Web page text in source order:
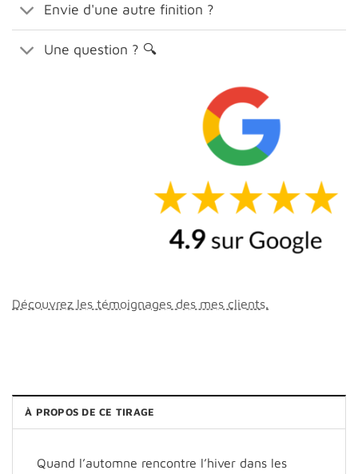
Envie d'une autre finition ?
Une question ? 🔍
Découvrez les témoignages des mes clients.
À PROPOS DE CE TIRAGE
Quand l’automne rencontre l’hiver dans les